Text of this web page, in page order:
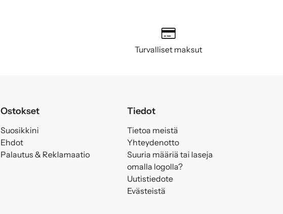
Turvalliset maksut
Ostokset
Suosikkini
Ehdot
Palautus & Reklamaatio
Tiedot
Tietoa meistä
Yhteydenotto
Suuria määriä tai laseja
omalla logolla?
Uutistiedote
Evästeistä